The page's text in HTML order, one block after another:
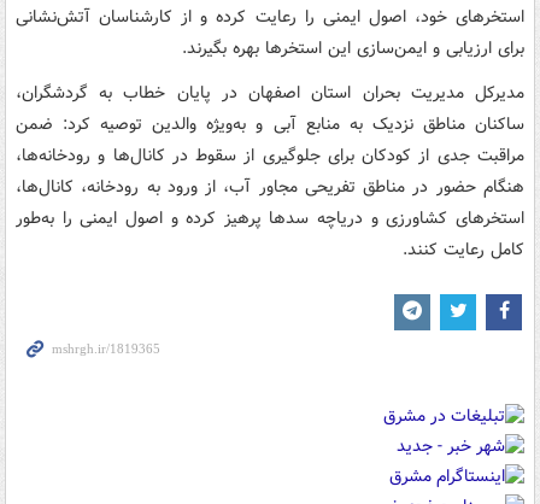
استخرهای خود، اصول ایمنی را رعایت کرده و از کارشناسان آتش‌نشانی
برای ارزیابی و ایمن‌سازی این استخرها بهره بگیرند.
مدیرکل مدیریت بحران استان اصفهان در پایان خطاب به گردشگران،
ساکنان مناطق نزدیک به منابع آبی و به‌ویژه والدین توصیه کرد: ضمن
مراقبت جدی از کودکان برای جلوگیری از سقوط در کانال‌ها و رودخانه‌ها،
هنگام حضور در مناطق تفریحی مجاور آب، از ورود به رودخانه، کانال‌ها،
استخرهای کشاورزی و دریاچه سدها پرهیز کرده و اصول ایمنی را به‌طور
کامل رعایت کنند.